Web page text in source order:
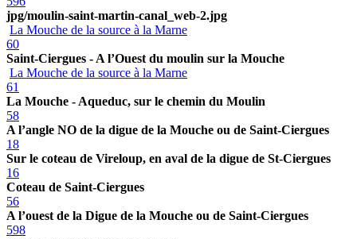
jpg/moulin-saint-martin-canal_web-2.jpg
La Mouche de la source à la Marne
60
Saint-Ciergues - A l’Ouest du moulin sur la Mouche
La Mouche de la source à la Marne
61
La Mouche - Aqueduc, sur le chemin du Moulin
58
A l’angle NO de la digue de la Mouche ou de Saint-Ciergues
18
Sur le coteau de Vireloup, en aval de la digue de St-Ciergues
16
Coteau de Saint-Ciergues
56
A l’ouest de la Digue de la Mouche ou de Saint-Ciergues
598